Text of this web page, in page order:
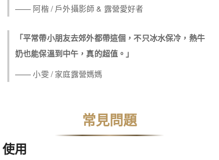
—— 阿楷/戶外攝影師 & 露營愛好者
「平常帶小朋友去郊外都帶這個，不只冰水保冷，熱牛
奶也能保溫到中午，真的超值。」
——小雯 /家庭露營媽媽
常見問題
使用